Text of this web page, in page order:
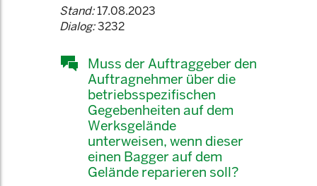
Stand:17.08.2023
Dialog:3232
Muss der Auftraggeber den
Auftragnehmer über die
betriebsspezifischen
Gegebenheiten auf dem
Werksgelände
unterweisen, wenn dieser
einen Bagger auf dem
Gelände reparieren soll?